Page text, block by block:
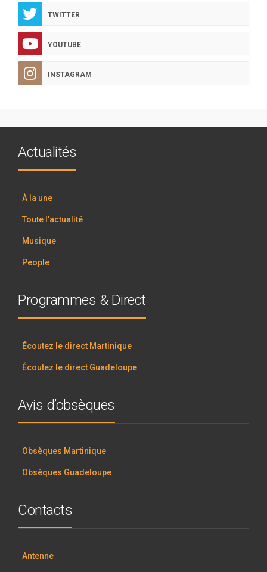
TWITTER
YOUTUBE
INSTAGRAM
Actualités
À la une
Toute l’actualité
Musique
People
Programmes & Direct
Écoutez le direct Martinique
Écoutez le direct Guadeloupe
Avis d’obsèques
Obsèques Martinique
Obsèques Guadeloupe
Contacts
Antenne